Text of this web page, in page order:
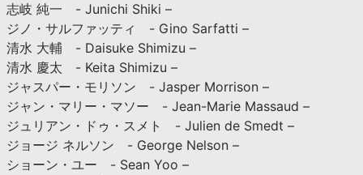
志岐 純一 - Junichi Shiki –
ジノ・サルファッティ - Gino Sarfatti –
清水 大輔 - Daisuke Shimizu –
清水 慶太 - Keita Shimizu –
ジャスパー・モリソン - Jasper Morrison –
ジャン・マリー・マソー - Jean-Marie Massaud –
ジュリアン・ドゥ・スメト - Julien de Smedt –
ジョージ ネルソン - George Nelson –
ショーン・ユー - Sean Yoo –